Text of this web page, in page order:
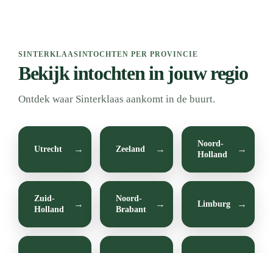
SINTERKLAASINTOCHTEN PER PROVINCIE
Bekijk intochten in jouw regio
Ontdek waar Sinterklaas aankomt in de buurt.
Utrecht Zeeland
Noord-
Holland
Zuid-
Holland
Noord-
Brabant
Limburg